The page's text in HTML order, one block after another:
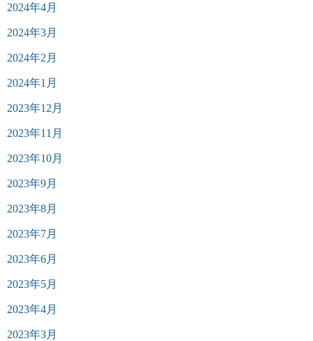
2024年4月
2024年3月
2024年2月
2024年1月
2023年12月
2023年11月
2023年10月
2023年9月
2023年8月
2023年7月
2023年6月
2023年5月
2023年4月
2023年3月